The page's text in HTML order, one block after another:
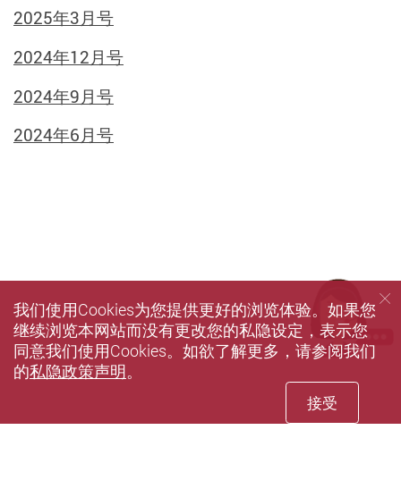
2025年3月号
2024年12月号
2024年9月号
2024年6月号
我们使用Cookies为您提供更好的浏览体验。如果您
继续浏览本网站而没有更改您的私隐设定，表示您
同意我们使用Cookies。如欲了解更多，请参阅我们
的私隐政策声明。
接受